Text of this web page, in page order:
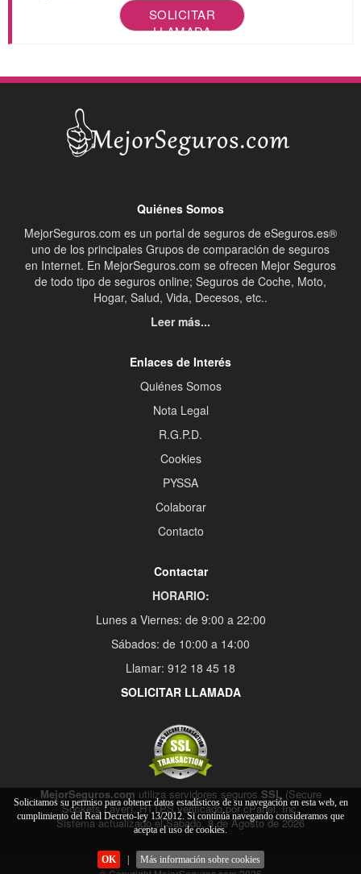
SOLICITAR
LLAMADA
Quiénes Somos
MejorSeguros.com es un portal de seguros de eSeguros.es®
uno de los principales Grupos de comparación de seguros
en Internet. En MejorSeguros.com se ofrecen Mejor Seguros
de todo tipo de seguros online; Seguros de Coche, Moto,
Hogar, Salud, Vida, Decesos, etc..
Leer más...
Enlaces de Interés
Quiénes Somos
Nota Legal
R.G.P.D.
Cookies
PYSSA
Colaborar
Contacto
Contactar
HORARIO:
Lunes a Viernes: de 9:00 a 22:00
Sábados: de 10:00 a 14:00
Llamar: 912 18 45 18
SOLICITAR LLAMADA
MejorSeguros.com utiliza servidores seguros SSL (Secure
Sockets Layer), HTTPS verificado por cPanel, Inc.
Sistema actualizado el Sabado, 8 de Agosto de 2026
Solicitamos su permiso para obtener datos estadísticos de su navegación en esta web, en
cumplimiento del Real Decreto-ley 13/2012. Si continúa navegando consideramos que
acepta el uso de cookies.
OK | Más información sobre cookies